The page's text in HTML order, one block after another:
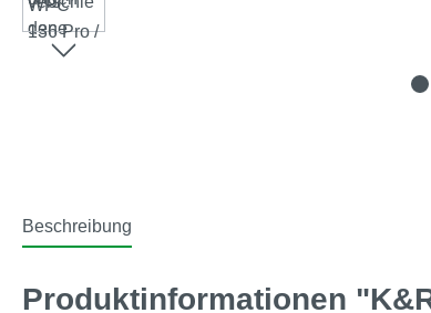
Beschreibung
Produktinformationen